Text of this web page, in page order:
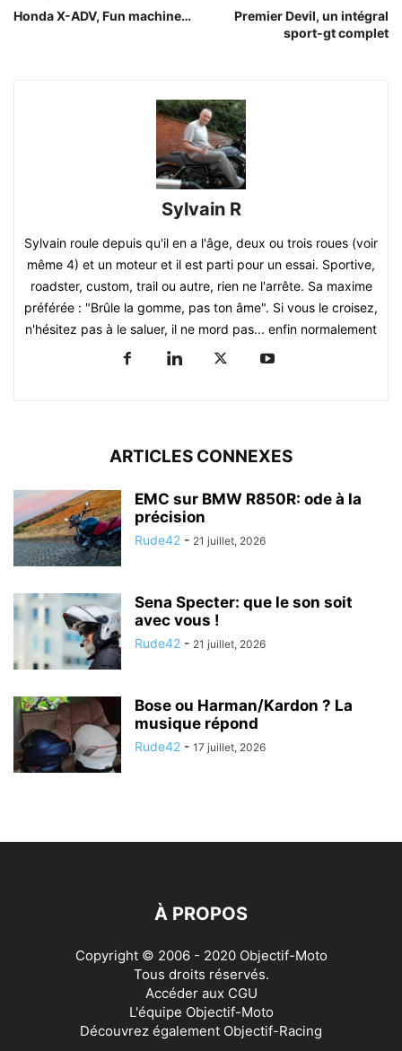
Honda X-ADV, Fun machine…
Premier Devil, un intégral
sport-gt complet
Sylvain R
Sylvain roule depuis qu'il en a l'âge, deux ou trois roues (voir
même 4) et un moteur et il est parti pour un essai. Sportive,
roadster, custom, trail ou autre, rien ne l'arrête. Sa maxime
préférée : "Brûle la gomme, pas ton âme". Si vous le croisez,
n'hésitez pas à le saluer, il ne mord pas... enfin normalement
ARTICLES CONNEXES
EMC sur BMW R850R: ode à la
précision
Rude42 - 21 juillet, 2026
Sena Specter: que le son soit
avec vous !
Rude42 - 21 juillet, 2026
Bose ou Harman/Kardon ? La
musique répond
Rude42 - 17 juillet, 2026
À PROPOS
Copyright © 2006 - 2020 Objectif-Moto
Tous droits réservés.
Accéder aux CGU
L'équipe Objectif-Moto
Découvrez également Objectif-Racing